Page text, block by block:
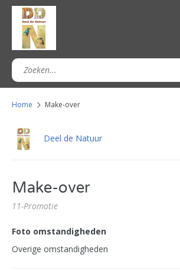
Home Make-over
Deel de Natuur
Make-over
11-Promotie
Foto omstandigheden
Overige omstandigheden